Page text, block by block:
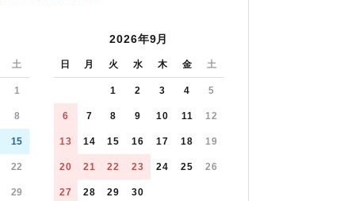
土
1
8
15
22
29
2026年9月
日 月 火 水 木 金 土
1 2 3 4 5
6 7 8 9 10 11 12
13 14 15 16 17 18 19
20 21 22 23 24 25 26
27 28 29 30